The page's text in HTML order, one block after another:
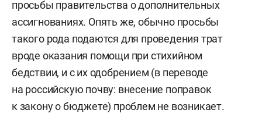
просьбы правительства о дополнительных
ассигнованиях. Опять же, обычно просьбы
такого рода подаются для проведения трат
вроде оказания помощи при стихийном
бедствии, и с их одобрением (в переводе
на российскую почву: внесение поправок
к закону о бюджете) проблем не возникает.